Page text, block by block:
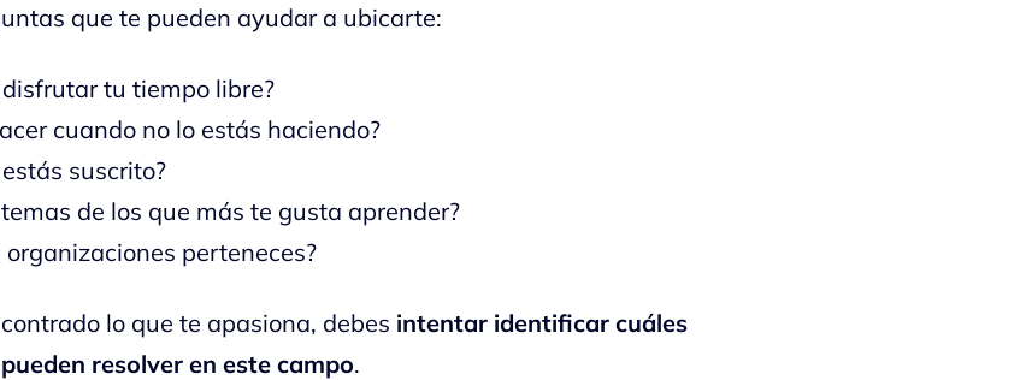
que te pueden ayudar a ubicarte:
tu tiempo libre?
cuando no lo estás haciendo?
suscrito?
de los que más te gusta aprender?
organizaciones perteneces?
lo que te apasiona, debes intentar identificar cuáles
resolver en este campo.